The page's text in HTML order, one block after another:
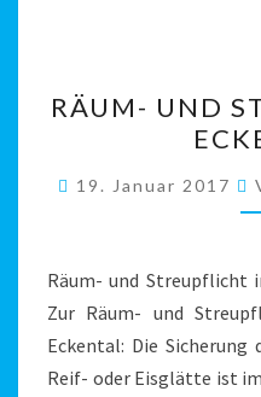
RÄUM- UND
19. Januar 2017
Räum- und Streupflicht
Zur Räum- und
Eckental: Die Sicherung
Reif- oder Eisglätte ist